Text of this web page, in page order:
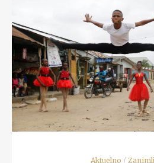
READ MORE
Aktuelno /